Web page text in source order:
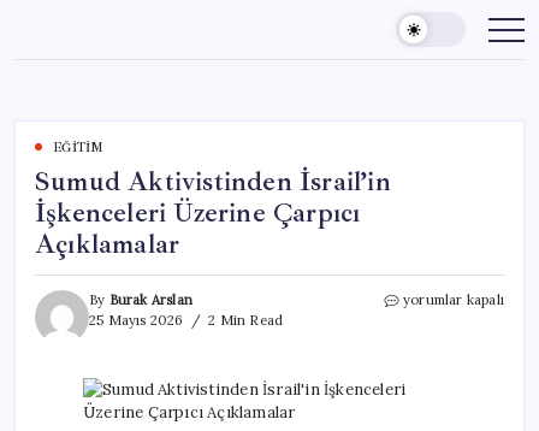
content
EĞITIM
Sumud Aktivistinden İsrail’in
İşkenceleri Üzerine Çarpıcı
Açıklamalar
By Burak Arslan
25 Mayıs 2026
2 Min Read
Sumud
Üzerine
Çarpıcı
yorumlar kapalı